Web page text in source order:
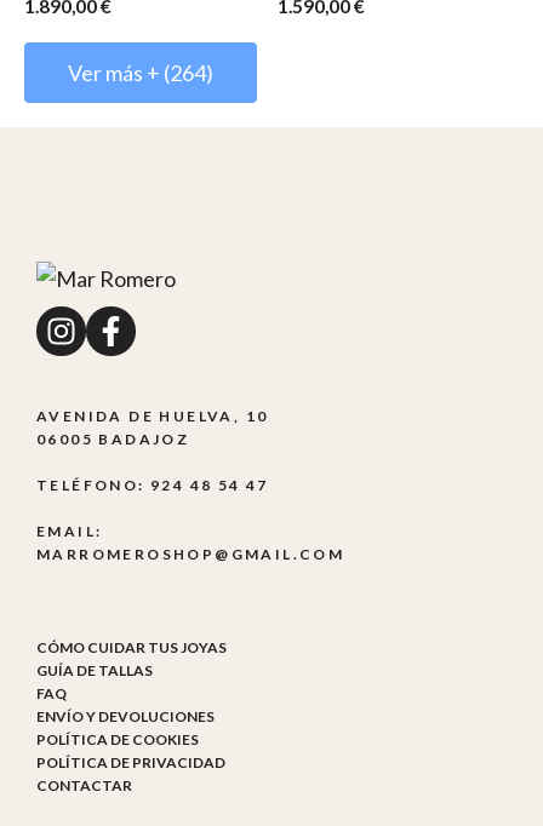
1.890,00€ 1.590,00€
Ver más + (264)
AVENIDA DE HUELVA, 10
06005 BADAJOZ
TELÉFONO: 924 48 54 47
EMAIL:
MARROMEROSHOP@GMAIL.COM
CÓMO CUIDAR TUS JOYAS
GUÍA DE TALLAS
FAQ
ENVÍO Y DEVOLUCIONES
POLÍTICA DE COOKIES
POLÍTICA DE PRIVACIDAD
CONTACTAR